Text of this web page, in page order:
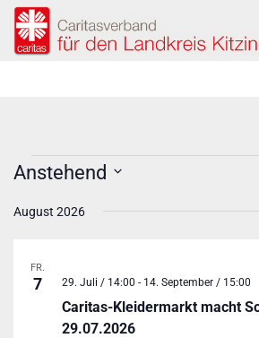
Anstehend
wählen.
August 2026
FR.
7
Caritas-Kleidermarkt macht
29.07.2026
29. Juli / 14:00 - 14. September / 15:00